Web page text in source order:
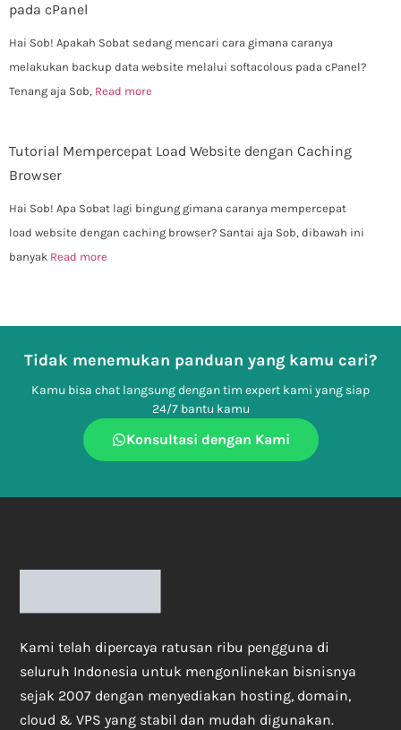
pada cPanel
Hai Sob! Apakah Sobat sedang mencari cara gimana caranya
melakukan backup data website melalui softacolous pada cPanel?
Tenang aja Sob, Read more
Tutorial Mempercepat Load Website dengan Caching
Browser
Hai Sob! Apa Sobat lagi bingung gimana caranya mempercepat
load website dengan caching browser? Santai aja Sob, dibawah ini
banyak Read more
Tidak menemukan panduan yang kamu cari?
Kamu bisa chat langsung dengan tim expert kami yang siap
24/7 bantu kamu
Konsultasi dengan Kami
Kami telah dipercaya ratusan ribu pengguna di
seluruh Indonesia untuk mengonlinekan bisnisnya
sejak 2007 dengan menyediakan hosting, domain,
cloud & VPS yang stabil dan mudah digunakan.